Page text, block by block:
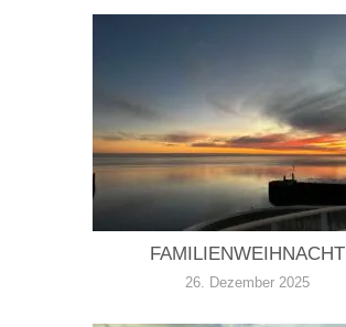
FAMILIENWEIHNACHT
26. Dezember 2025